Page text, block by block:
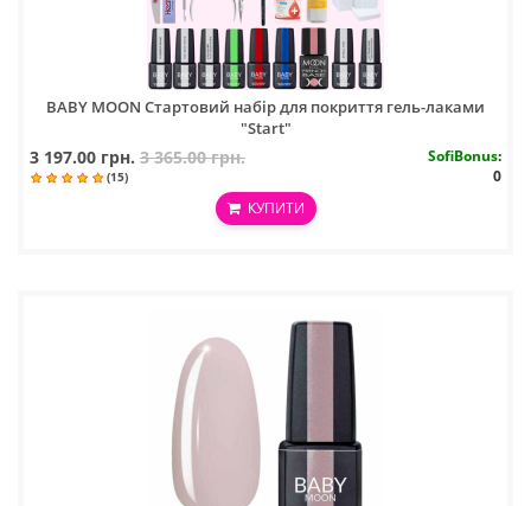
BABY MOON Стартовий набір для покриття гель-лаками
"Start"
3 197.00 грн. 3 365.00 грн.
(15)
SofiBonus:
0
КУПИТИ